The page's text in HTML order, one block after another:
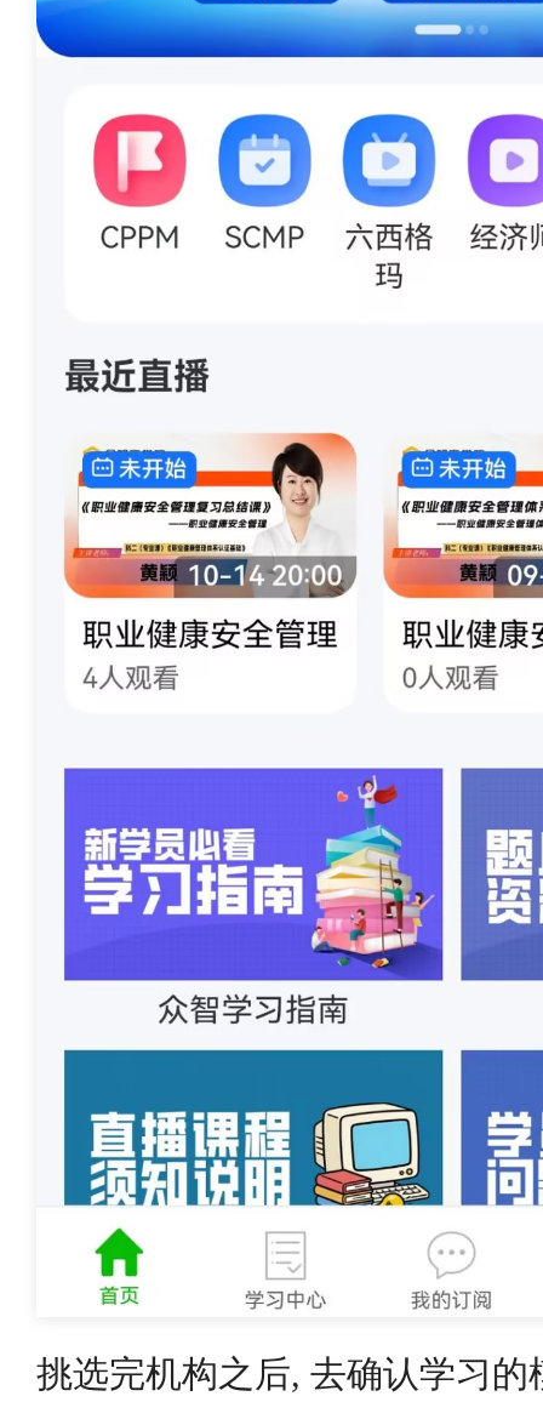
挑选完机构之后, 去确认学习的